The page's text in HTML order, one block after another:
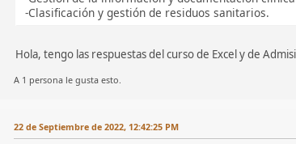
-Clasificación y gestión de residuos sanitarios.
Hola, tengo las respuestas del curso de Excel y de
A 1 persona le gusta esto.
22 de Septiembre de 2022, 12:42:25 PM